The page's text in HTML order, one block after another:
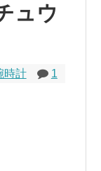
ュウ
時計 1